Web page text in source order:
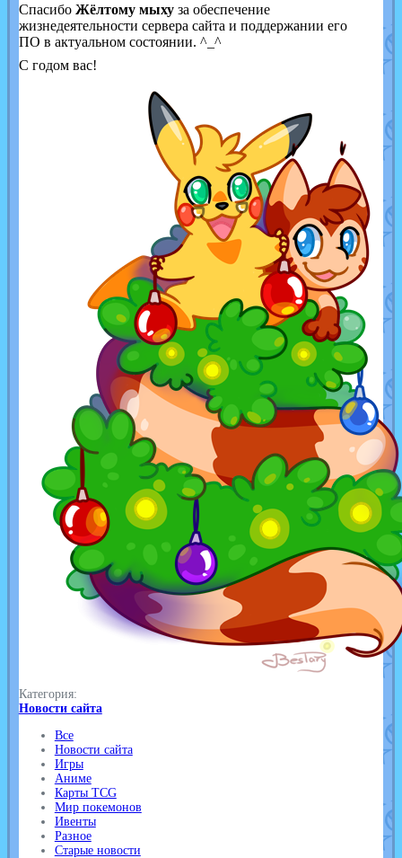
Спасибо Жёлтому мыхуза обеспечение
жизнедеятельности сервера сайта и поддержании его
ПО в актуальном состоянии. ^_^
С годом вас!
Категория:
Новости сайта
Все
Новости сайта
Игры
Аниме
Карты TCG
Мир покемонов
Ивенты
Разное
Старые новости